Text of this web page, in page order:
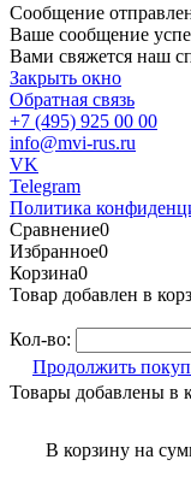
Сообщение
Ваше сообщение
Вами свяжется наш
Закрыть окно
Обратная связь
+7 (495) 925 00 00
info@mvi-rus.ru
VK
Telegram
Политика
Сравнение0
Избранное0
Корзина0
Товар добавлен в
Кол-во:
Продолжить
Товары добавлены в
В корзину на